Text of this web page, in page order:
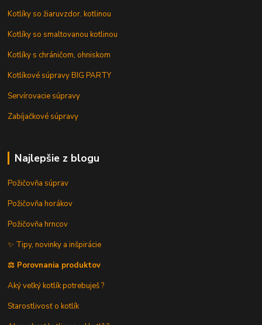
Kotlíky so žiaruvzdor. kotlinou
Kotlíky so smaltovanou kotlinou
Kotlíky s chráničom, ohniskom
Kotlíkové súpravy BIG PARTY
Servírovacie súpravy
Zabíjačkové súpravy
Najlepšie z blogu
Požičovňa súprav
Požičovňa horákov
Požičovňa hrncov
✨ Tipy, novinky a inšpirácie
⚖️ Porovnania produktov
Aký veľký kotlík potrebuješ ?
Starostlivosť o kotlík